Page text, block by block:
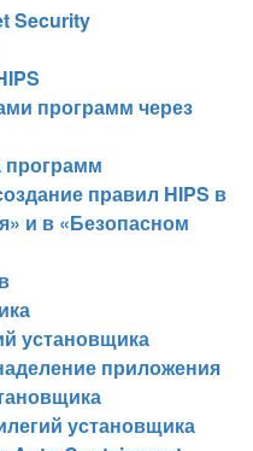
Security
программ через
программ
правил HIPS в
и в «Безопасном
установщика
приложения
установщика